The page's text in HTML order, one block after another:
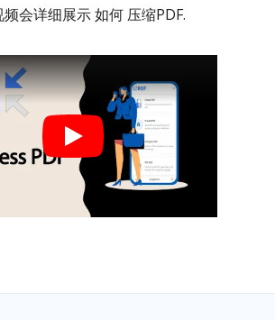
会详细展示 如何 压缩PDF.